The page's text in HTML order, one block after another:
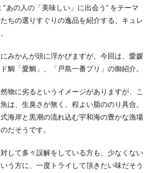
あの人の「美味しい」に出会う” をテーマ
ちの選りすぐりの逸品を紹介する、キュレ
みかんが頭に浮かびますが、今回は、愛媛
鯛「愛鯛」、「戸島一番ブリ」の御紹介。
物に劣るというイメージがありますが、こ
は、生臭さが無く、程よい脂ののり具合。
海岸と黒潮の流れ込む宇和海の豊かな漁場
だそうです。
して多々誤解をしている方も、少なくない
う方に、一度トライして頂きたい味だそう